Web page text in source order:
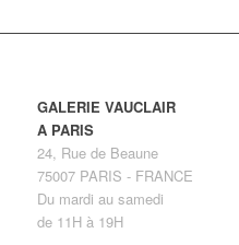
GALERIE VAUCLAIR
A PARIS
24, Rue de Beaune
75007 PARIS - FRANCE
Du mardi au samedi
de 11H à 19H